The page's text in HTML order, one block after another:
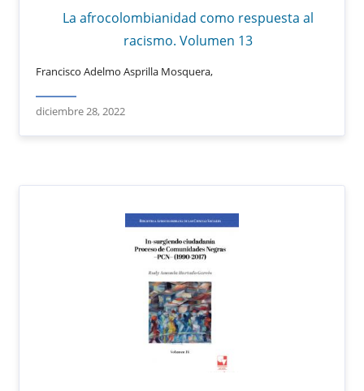
La afrocolombianidad como respuesta al
racismo. Volumen 13
Francisco Adelmo Asprilla Mosquera,
diciembre 28, 2022